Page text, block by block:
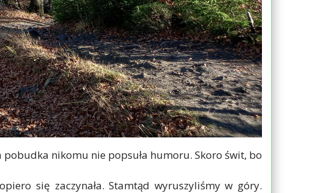
nikomu nie popsuła humoru. Skoro świt, bo
się zaczynała. Stamtąd wyruszyliśmy w góry.